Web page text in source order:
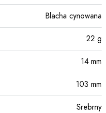
Blacha cynowana
22 g
14 mm
103 mm
Srebrny